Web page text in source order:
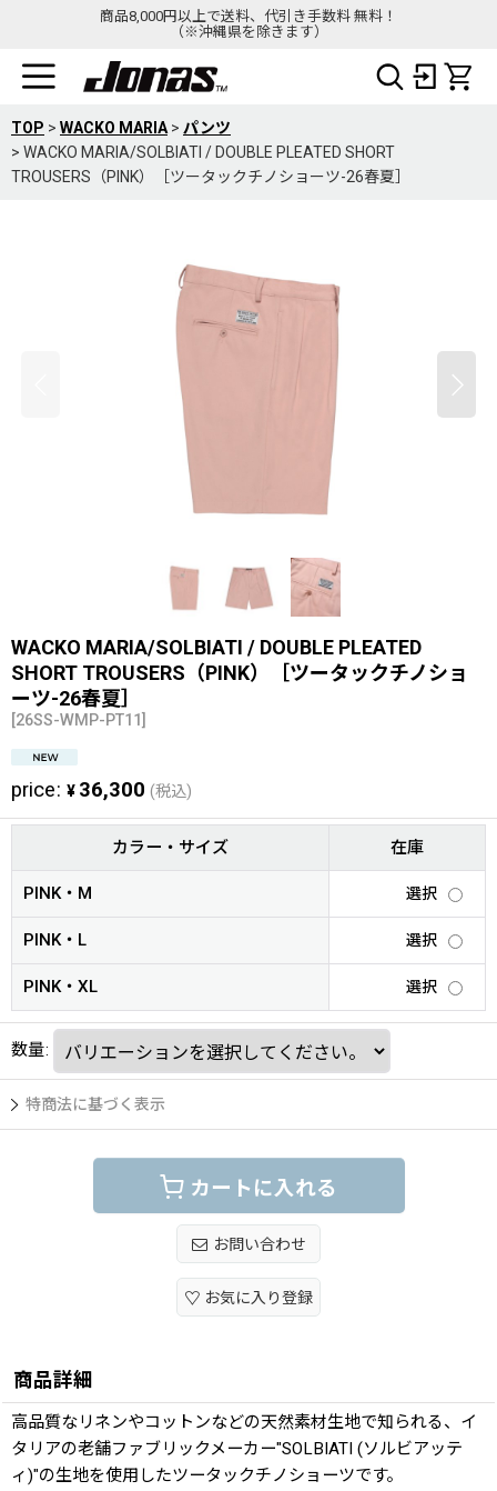
商品8,000円以上で送料、代引き手数料 無料！
（※沖縄県を除きます）
TOP > WACKO MARIA > パンツ
> WACKO MARIA/SOLBIATI / DOUBLE PLEATED SHORT
TROUSERS（PINK）［ツータックチノショーツ-26春夏］
WACKO MARIA/SOLBIATI / DOUBLE PLEATED
SHORT TROUSERS（PINK）［ツータックチノショ
ーツ-26春夏］
[26SS-WMP-PT11]
price: ¥ 36,300 (税込)
カラー・サイズ 在庫
PINK・M 選択
PINK・L 選択
PINK・XL 選択
数量:
特商法に基づく表示
カートに入れる
お問い合わせ
お気に入り登録
商品詳細
高品質なリネンやコットンなどの天然素材生地で知られる、イ
タリアの老舗ファブリックメーカー"SOLBIATI (ソルビアッテ
ィ)"の生地を使用したツータックチノショーツです。